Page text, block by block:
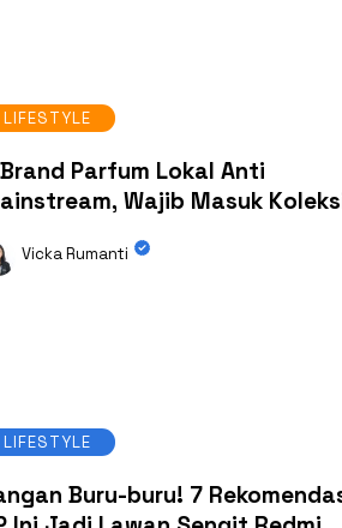
LIFESTYLE
Parfum Lokal Anti
Wajib Masuk
Vicka Rumanti
LIFESTYLE
Buru-buru! 7